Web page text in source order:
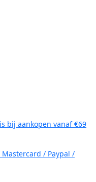
bij aankopen vanaf €69
Mastercard / Paypal /